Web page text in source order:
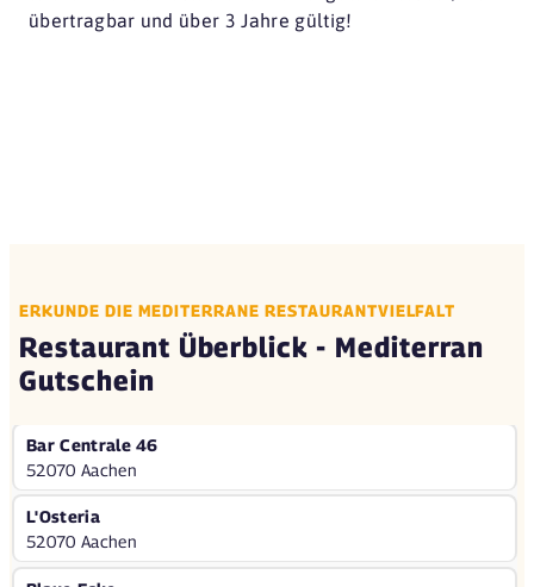
übertragbar und über 3 Jahre gültig!
ERKUNDE DIE MEDITERRANE RESTAURANTVIELFALT
Restaurant Überblick - Mediterran
Gutschein
Bar Centrale 46
52070 Aachen
L'Osteria
52070 Aachen